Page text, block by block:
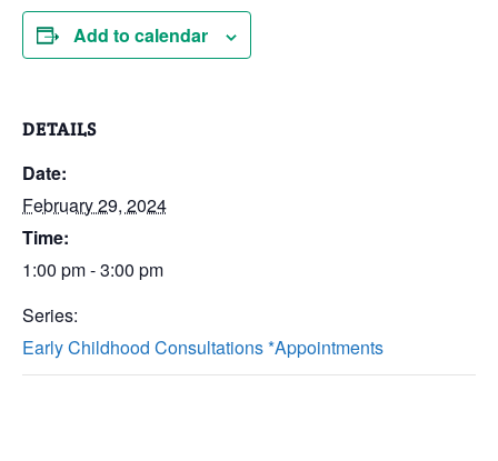
Add to calendar
DETAILS
Date:
February 29, 2024
Time:
1:00 pm - 3:00 pm
Series:
Early Childhood Consultations *Appointments